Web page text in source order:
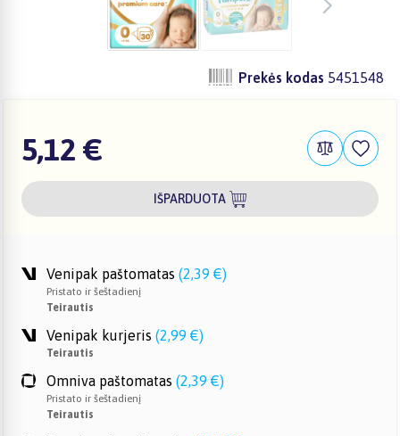
Prekės kodas 5451548
5,12 €
IŠPARDUOTA
Venipak paštomatas (2,39 €)
Pristato ir šeštadienį
Teirautis
Venipak kurjeris (2,99 €)
Teirautis
Omniva paštomatas (2,39 €)
Pristato ir šeštadienį
Teirautis